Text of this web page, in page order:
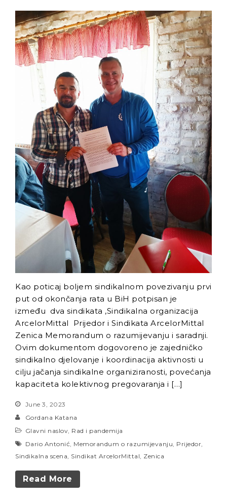
Kao poticaj boljem sindikalnom povezivanju prvi
put od okončanja rata u BiH potpisan je
između dva sindikata ,Sindikalna organizacija
ArcelorMittal Prijedor i Sindikata ArcelorMittal
Zenica Memorandum o razumijevanju i saradnji.
Ovim dokumentom dogovoreno je zajedničko
sindikalno djelovanje i koordinacija aktivnosti u
cilju jačanja sindikalne organiziranosti, povećanja
kapaciteta kolektivnog pregovaranja i […]
June 3, 2023
Gordana Katana
Glavni naslov Rad i pandemija
Dario Antonić Memorandum o razumijevanju Prijedor
Sindikalna scena Sindikat ArcelorMittal Zenica
Read More